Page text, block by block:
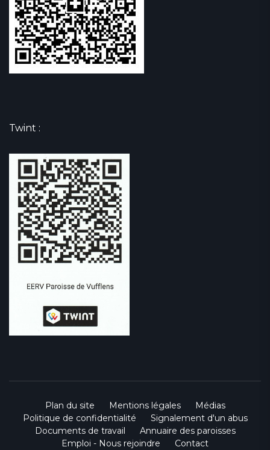
Twint :
Plan du site Mentions légales
Médias
Politique de confidentialité
Signalement d'un abus
Documents de travail
Annuaire des paroisses
Emploi - Nous rejoindre
Contact